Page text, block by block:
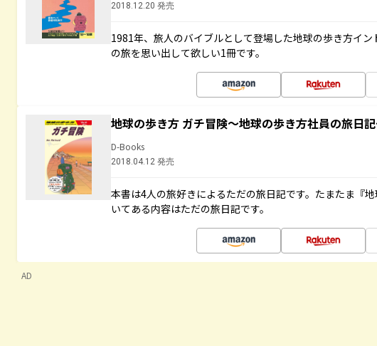
2018.12.20 発売
1981年、旅人のバイブルとして登場した地球の歩き方イ
の旅を思い出して欲しい1冊です。
地球の歩き方 ガチ冒険～地球の歩き方社員の旅日
D-Books
2018.04.12 発売
本書は4人の旅好きによるただの旅日記です。たまたま『
いてある内容はただの旅日記です。
AD